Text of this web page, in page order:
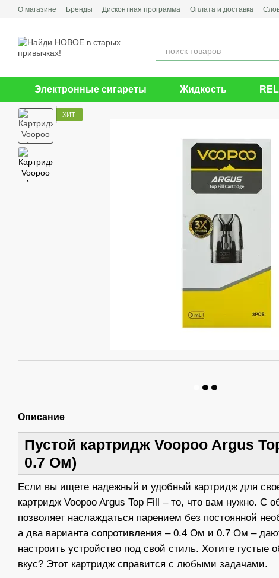
Перейти к основному контенту
О магазине Бренды Дисконтная программа Оплата и доставка
Электронные сигареты Жидкость
ХИТ
Описание
Пустой картридж Voopoo Argus
0.7 Ом)
Если вы ищете надежный и удобный картридж для
картридж Voopoo Argus Top Fill – то, что вам нужно. С
позволяет наслаждаться парением без постоянной
а два варианта сопротивления – 0.4 Ом и 0.7 Ом –
настроить устройство под свой стиль. Хотите густые
вкус? Этот картридж справится с любыми задачами.